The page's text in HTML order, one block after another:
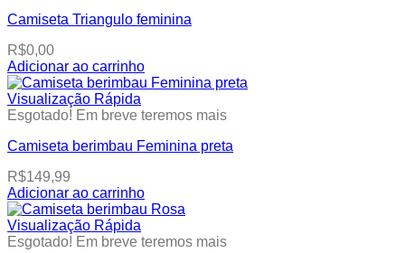
the
product
page
multiple
The
options
may
be
chosen
the
product
page
Camiseta Triangulo feminina
R$0,00
Adicionar ao carrinho
This
product
has
variants.
options
may
be
chosen
on
Visualização Rápida
Esgotado! Em breve teremos mais
Camiseta berimbau Feminina preta
R$149,99
Adicionar ao carrinho
This
product
has
Visualização Rápida
Esgotado! Em breve teremos mais